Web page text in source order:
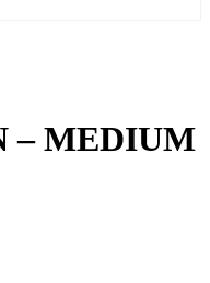
– MEDIUM